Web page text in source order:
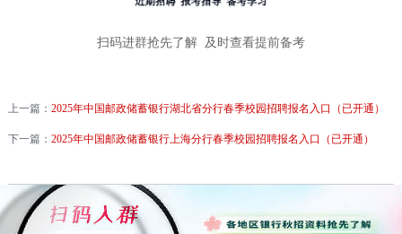
扫码进群抢先了解 及时查看提前备考
上一篇： 2025年中国邮政储蓄银行湖北省分行春季校园招聘报名入口（已开通）
下一篇： 2025年中国邮政储蓄银行上海分行春季校园招聘报名入口（已开通）